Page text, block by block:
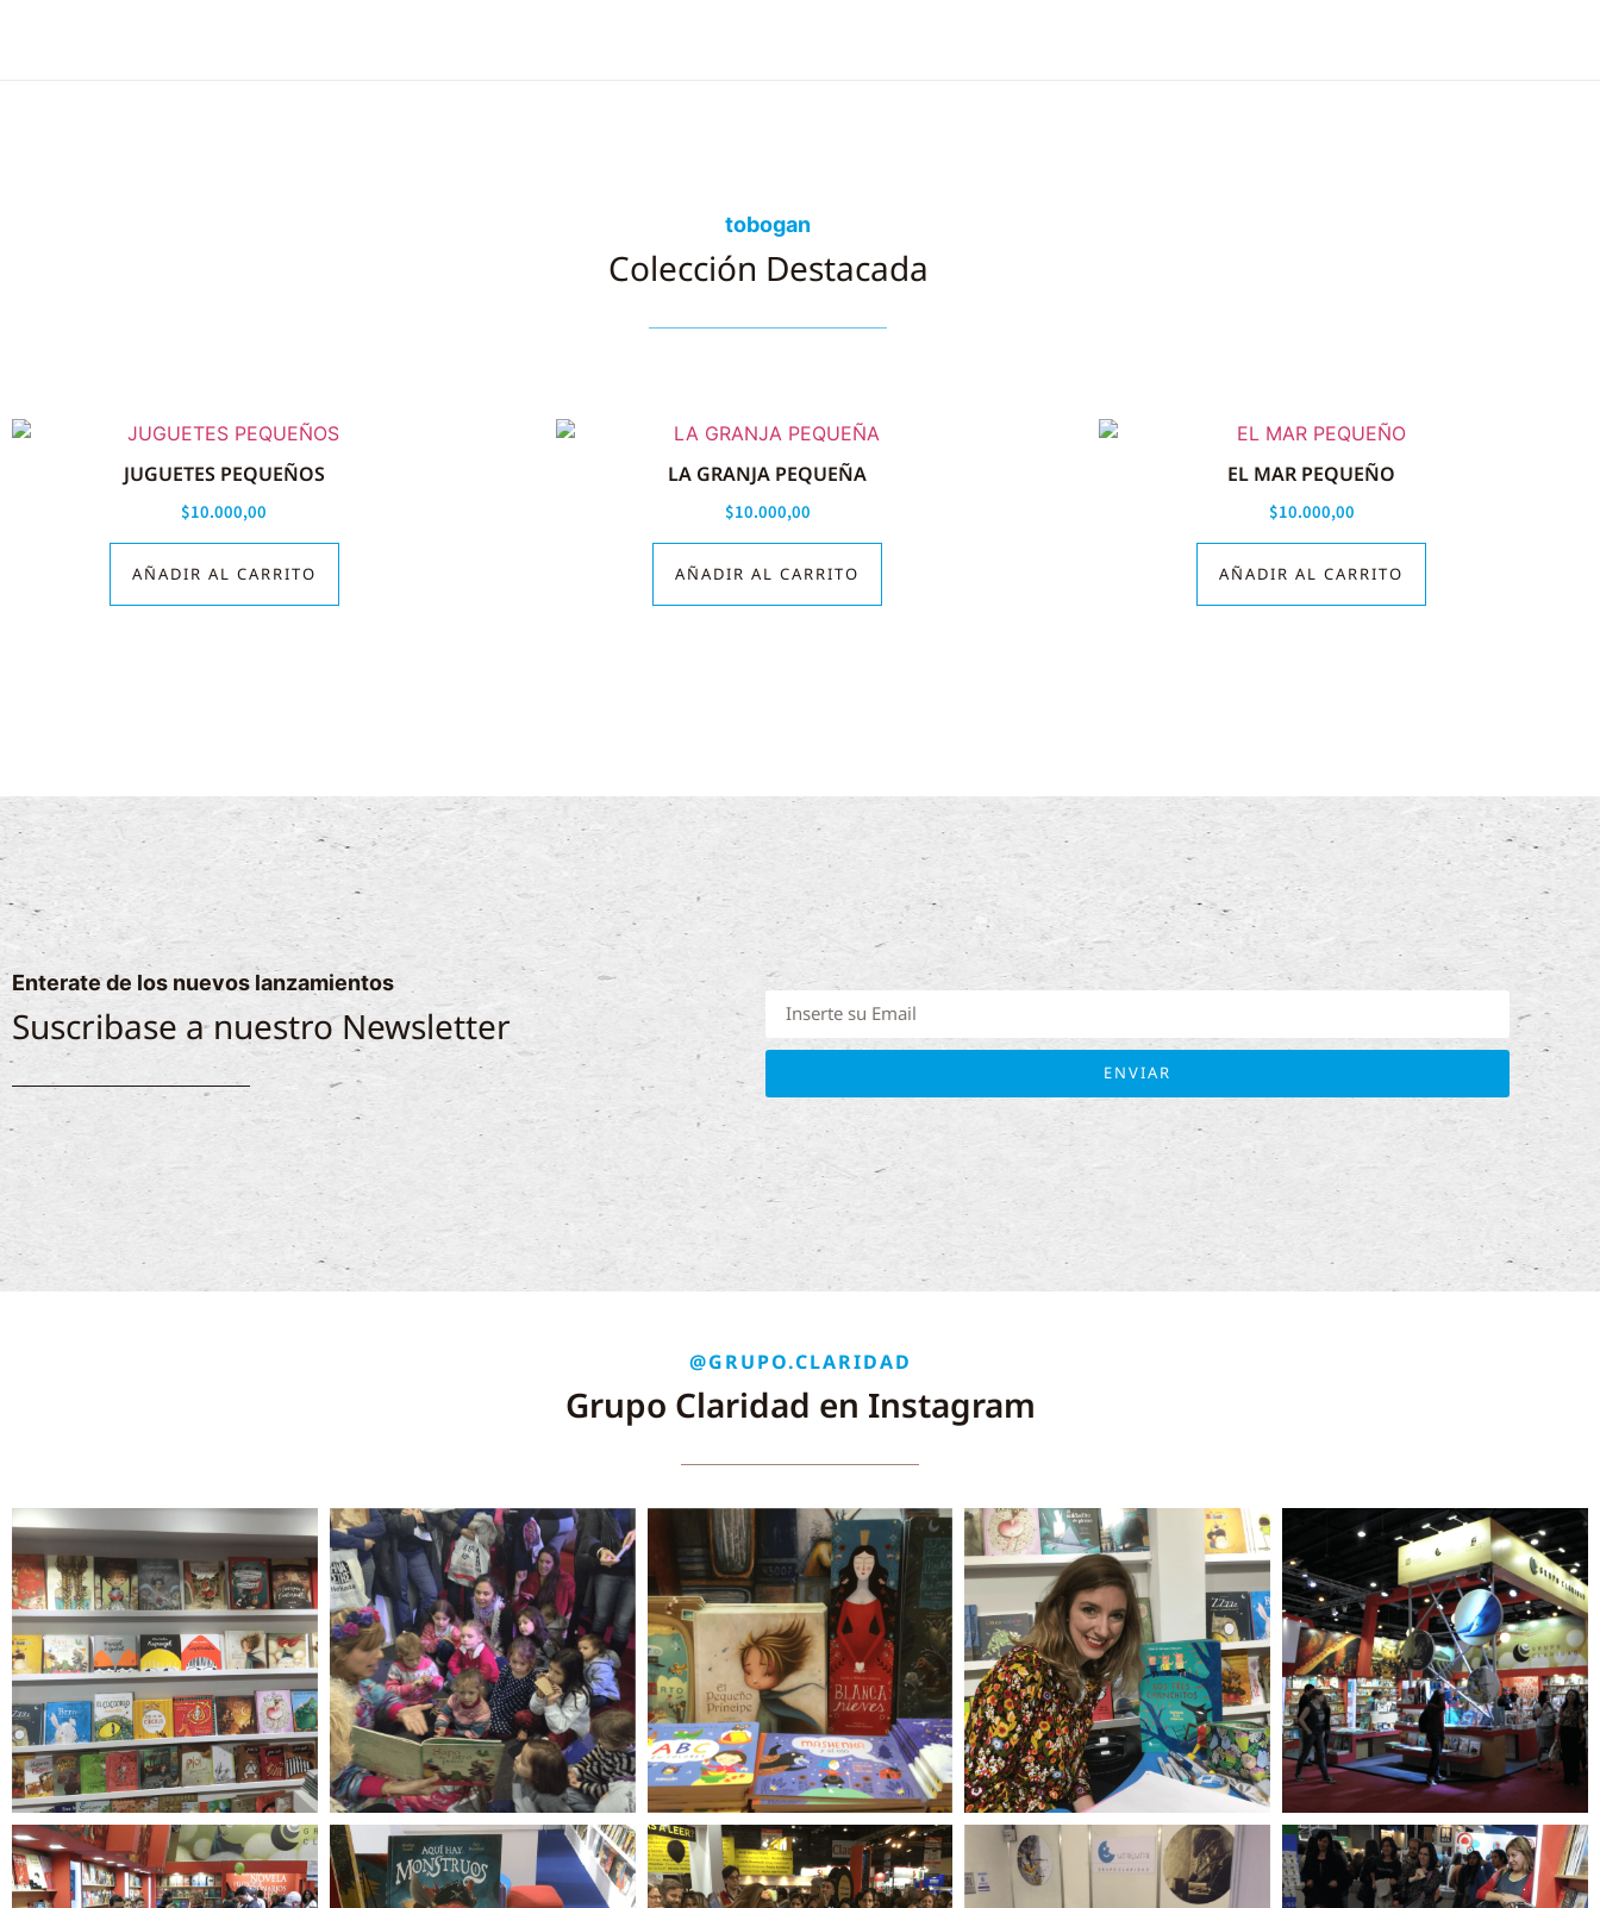
tobogan
Colección Destacada
JUGUETES PEQUEÑOS
$10.000,00
AÑADIR AL CARRITO
LA GRANJA PEQUEÑA
$10.000,00
AÑADIR AL CARRITO
EL MAR PEQUEÑO
$10.000,00
AÑADIR AL CARRITO
Enterate de los nuevos lanzamientos
Suscribase a nuestro Newsletter
ENVIAR
@GRUPO.CLARIDAD
Grupo Claridad en Instagram